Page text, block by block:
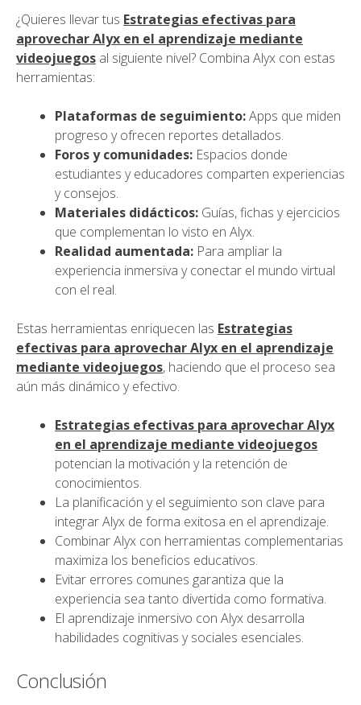
¿Quieres llevar tus Estrategias efectivas para
aprovechar Alyx en el aprendizaje mediante
videojuegos al siguiente nivel? Combina Alyx con estas
herramientas:
Plataformas de seguimiento:Apps que miden
progreso y ofrecen reportes detallados.
Foros y comunidades: Espacios donde
estudiantes y educadores comparten experiencias
y consejos.
Materiales didácticos: Guías, fichas y ejercicios
que complementan lo visto en Alyx.
Realidad aumentada: Para ampliar la
experiencia inmersiva y conectar el mundo virtual
con el real.
Estas herramientas enriquecen las Estrategias
efectivas para aprovechar Alyx en el aprendizaje
mediante videojuegos, haciendo que el proceso sea
aún más dinámico y efectivo.
Estrategias efectivas para aprovechar Alyx
en el aprendizaje mediante videojuegos
potencian la motivación y la retención de
conocimientos.
La planificación y el seguimiento son clave para
integrar Alyx de forma exitosa en el aprendizaje.
Combinar Alyx con herramientas complementarias
maximiza los beneficios educativos.
Evitar errores comunes garantiza que la
experiencia sea tanto divertida como formativa.
El aprendizaje inmersivo con Alyx desarrolla
habilidades cognitivas y sociales esenciales.
Conclusión